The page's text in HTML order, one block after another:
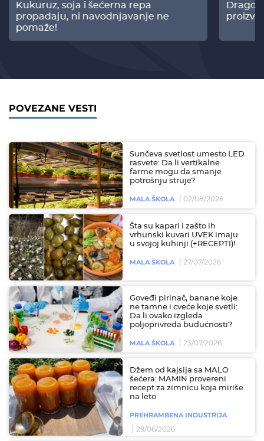
Kukuruz, soja i šećerna repa
propadaju, ni navodnjavanje ne
pomaže!
POVEZANE VESTI
Sunčeva svetlost umesto LED
rasvete: Da li vertikalne
farme mogu da smanje
potrošnju struje?
MALA ŠKOLA 02/08/2026
Šta su kapari i zašto ih
vrhunski kuvari UVEK imaju
u svojoj kuhinji (+RECEPTI)!
MALA ŠKOLA 27/07/2026
Goveđi pirinač, banane koje
ne tamne i cveće koje svetli:
Da li ovako izgleda
poljoprivreda budućnosti?
MALA ŠKOLA 23/07/2026
Džem od kajsija sa MALO
šećera: MAMIN provereni
recept za zimnicu koja miriše
na leto
PREHRAMBENA INDUSTRIJA
29/06/2026